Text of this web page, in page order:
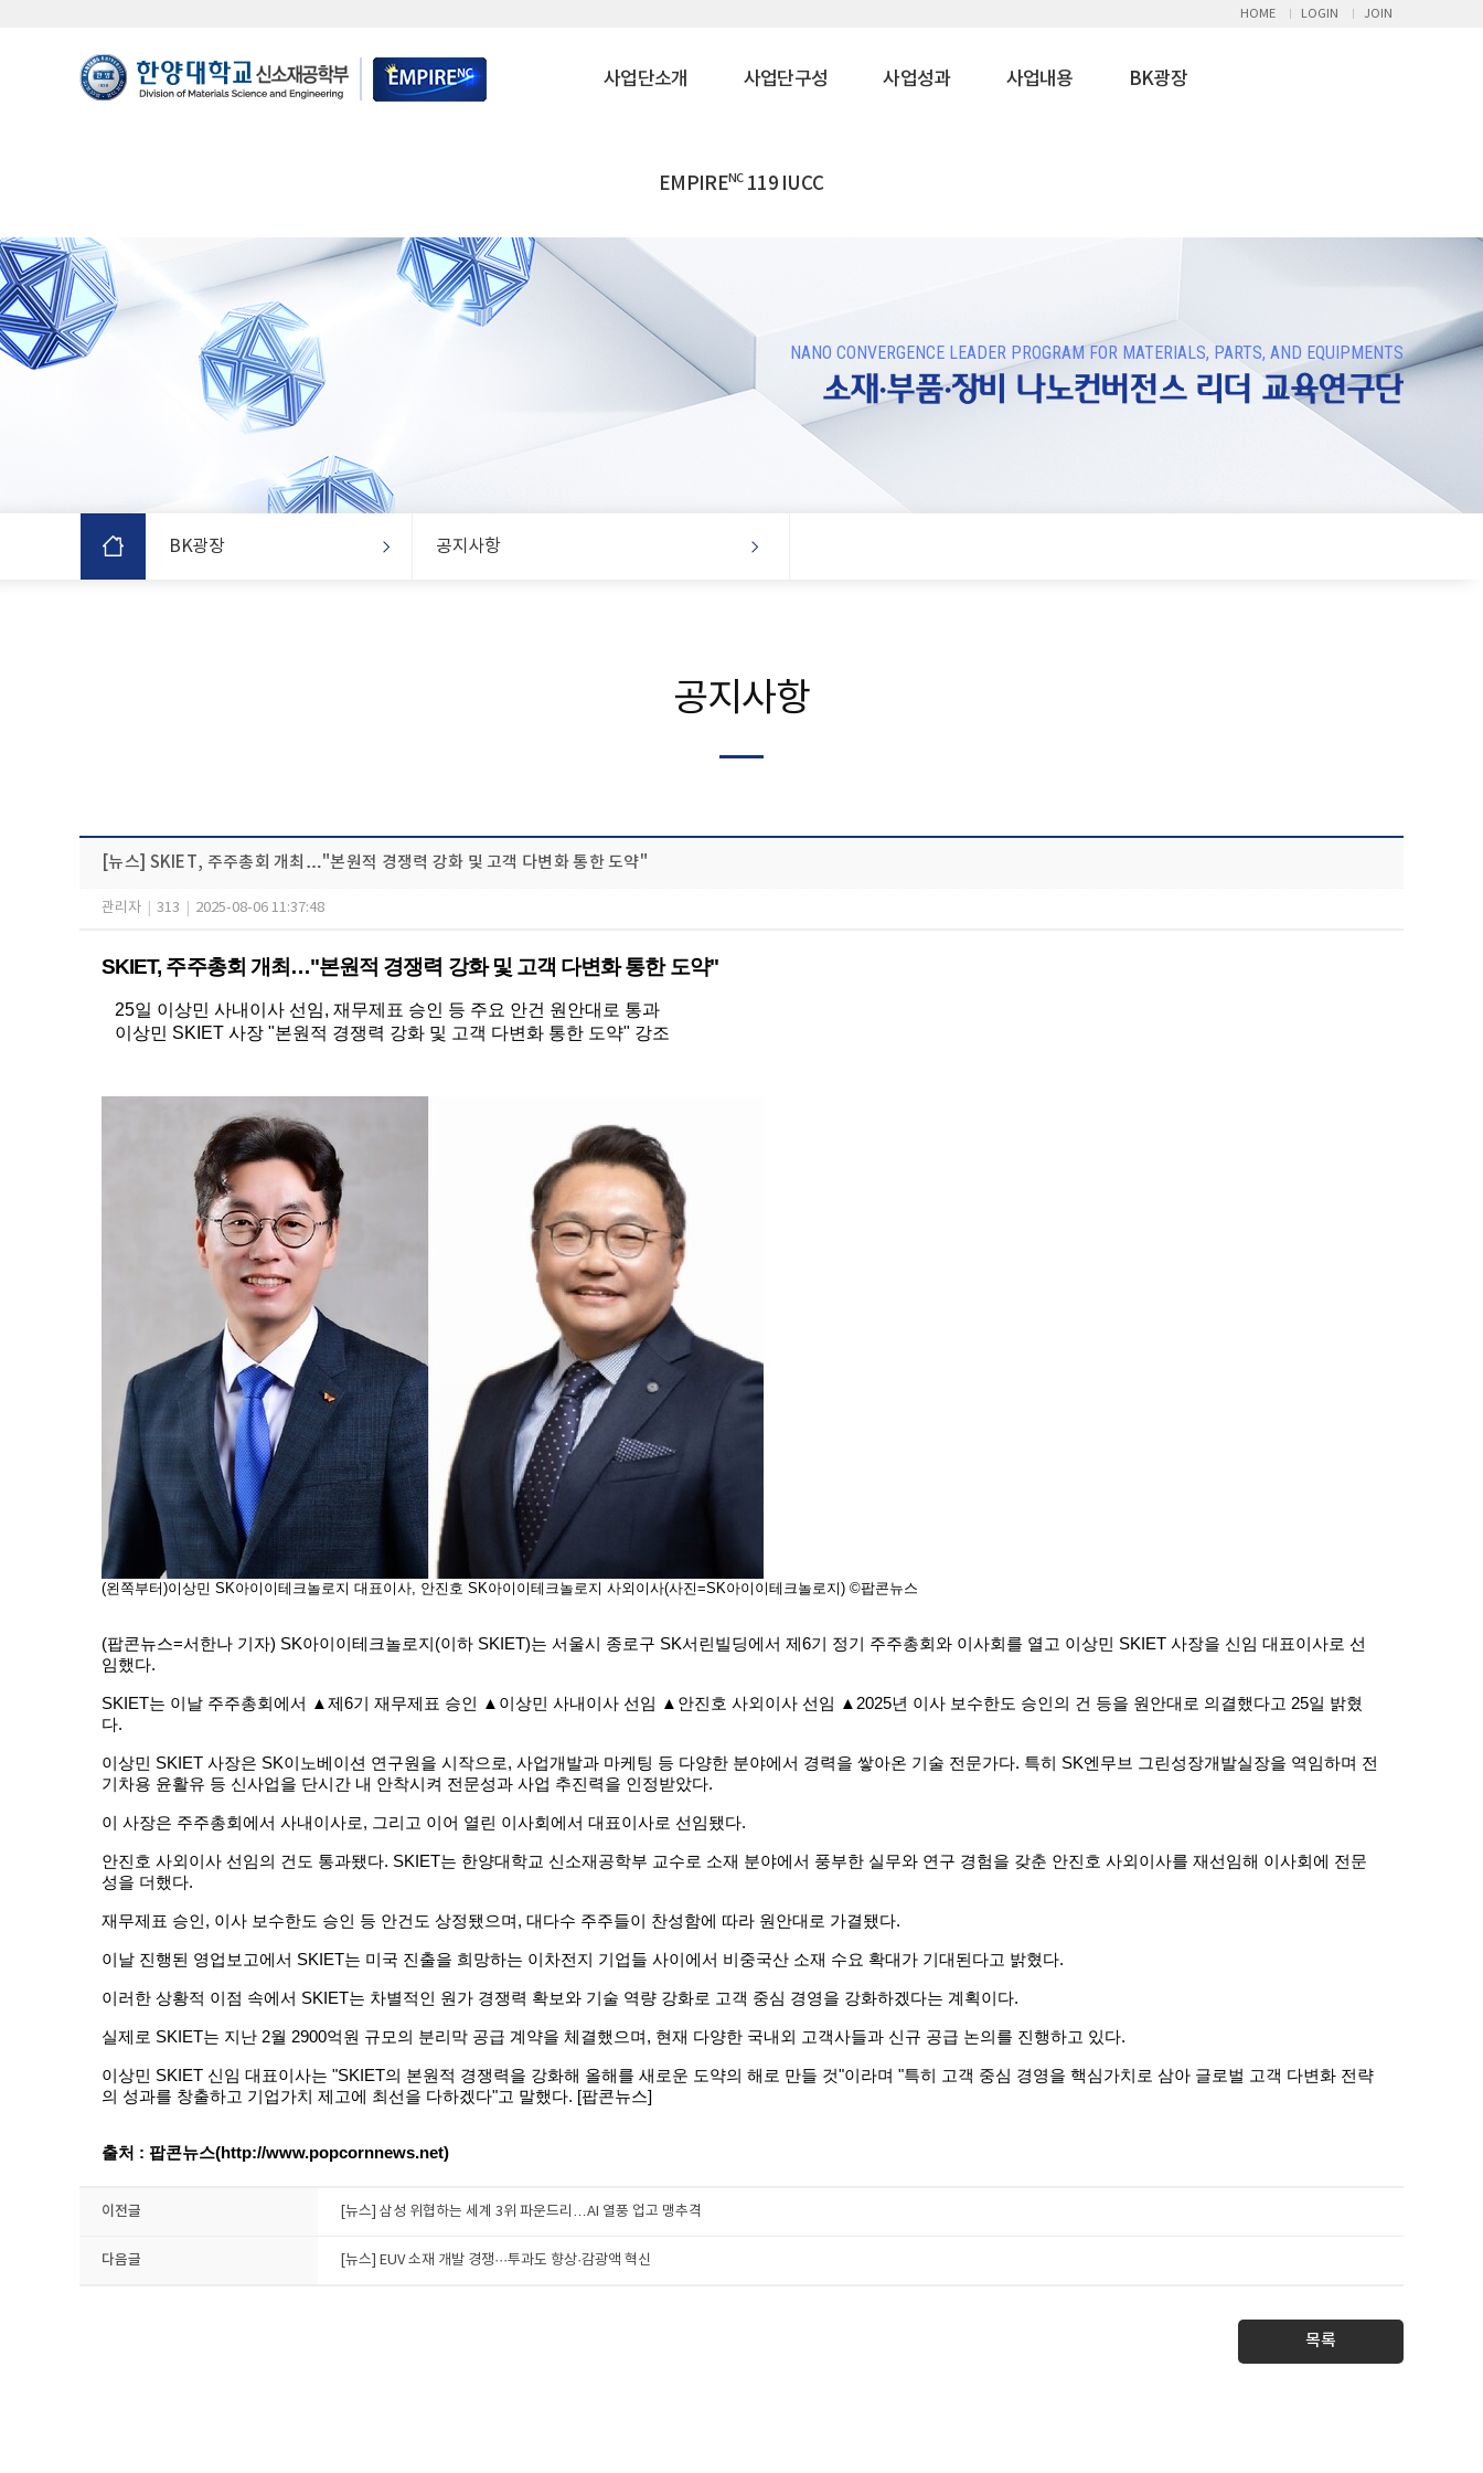
HOME LOGIN JOIN
사업단소개 사업단구성 사업성과 사업내용 BK광장
EMPIRENC119 IUCC
NANO CONVERGENCE LEADER PROGRAM FOR MATERIALS, PARTS, AND EQUIPMENTS
소재·부품·장비 나노컨버전스 리더 교육연구단
BK광장 공지사항
공지사항
[뉴스] SKIET, 주주총회 개최…"본원적 경쟁력 강화 및 고객 다변화 통한 도약"
관리자 313 2025-08-06 11:37:48
SKIET, 주주총회 개최…"본원적 경쟁력 강화 및 고객 다변화 통한 도약"
25일 이상민 사내이사 선임, 재무제표 승인 등 주요 안건 원안대로 통과
이상민 SKIET 사장 "본원적 경쟁력 강화 및 고객 다변화 통한 도약" 강조
(왼쪽부터)이상민 SK아이이테크놀로지 대표이사, 안진호 SK아이이테크놀로지 사외이사(사진=SK아이이테크놀로지) ©팝콘뉴스
(팝콘뉴스=서한나 기자) SK아이이테크놀로지(이하 SKIET)는 서울시 종로구 SK서린빌딩에서 제6기 정기 주주총회와 이사회를 열고 이상민 SKIET 사장을 신임 대표이사로 선
임했다.
SKIET는 이날 주주총회에서 ▲제6기 재무제표 승인 ▲이상민 사내이사 선임 ▲안진호 사외이사 선임 ▲2025년 이사 보수한도 승인의 건 등을 원안대로 의결했다고 25일 밝혔
다.
이상민 SKIET 사장은 SK이노베이션 연구원을 시작으로, 사업개발과 마케팅 등 다양한 분야에서 경력을 쌓아온 기술 전문가다. 특히 SK엔무브 그린성장개발실장을 역임하며 전
기차용 윤활유 등 신사업을 단시간 내 안착시켜 전문성과 사업 추진력을 인정받았다.
이 사장은 주주총회에서 사내이사로, 그리고 이어 열린 이사회에서 대표이사로 선임됐다.
안진호 사외이사 선임의 건도 통과됐다. SKIET는 한양대학교 신소재공학부 교수로 소재 분야에서 풍부한 실무와 연구 경험을 갖춘 안진호 사외이사를 재선임해 이사회에 전문
성을 더했다.
재무제표 승인, 이사 보수한도 승인 등 안건도 상정됐으며, 대다수 주주들이 찬성함에 따라 원안대로 가결됐다.
이날 진행된 영업보고에서 SKIET는 미국 진출을 희망하는 이차전지 기업들 사이에서 비중국산 소재 수요 확대가 기대된다고 밝혔다.
이러한 상황적 이점 속에서 SKIET는 차별적인 원가 경쟁력 확보와 기술 역량 강화로 고객 중심 경영을 강화하겠다는 계획이다.
실제로 SKIET는 지난 2월 2900억원 규모의 분리막 공급 계약을 체결했으며, 현재 다양한 국내외 고객사들과 신규 공급 논의를 진행하고 있다.
이상민 SKIET 신임 대표이사는 "SKIET의 본원적 경쟁력을 강화해 올해를 새로운 도약의 해로 만들 것"이라며 "특히 고객 중심 경영을 핵심가치로 삼아 글로벌 고객 다변화 전략
의 성과를 창출하고 기업가치 제고에 최선을 다하겠다"고 말했다. [팝콘뉴스]
출처 : 팝콘뉴스(http://www.popcornnews.net)
이전글 [뉴스] 삼성 위협하는 세계 3위 파운드리…AI 열풍 업고 맹추격
다음글 [뉴스] EUV 소재 개발 경쟁···투과도 향상·감광액 혁신
목록